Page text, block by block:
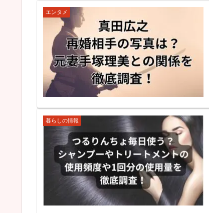
エンタメ
暮らしの情報